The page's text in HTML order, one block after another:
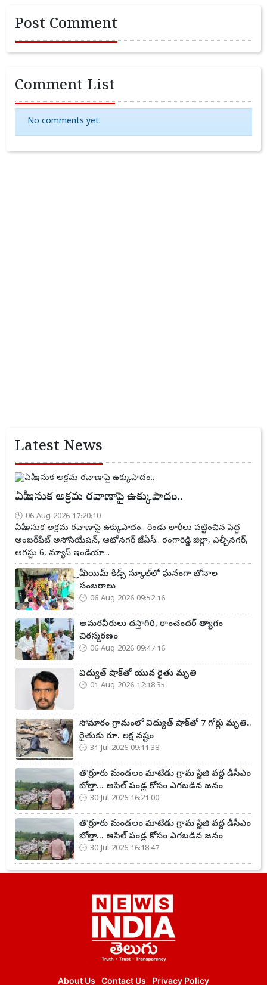
Post Comment
Comment List
No comments yet.
Latest News
ఏపీ ఇసుక అక్రమ రవాణాపై ఉక్కుపాదం..
06 Aug 2026 17:20:10
ఏపీ ఇసుక అక్రమ రవాణాపై ఉక్కుపాదం.. రెండు లారీలు పట్టించిన పెద్ద
అంబర్‌పేట్ అసోసియేషన్, ఆటోనగర్ జేఏసీ.. రంగారెడ్డి జిల్లా, ఎల్బీనగర్,
ఆగస్టు 6, న్యూస్ ఇండియా...
ప్రీ ఎయిమ్ కిడ్స్ స్కూల్‌లో ఘనంగా బోనాల
సంబరాలు
06 Aug 2026 09:52:16
అమరవీరులు దస్తాగిరి, రాంచందర్ త్యాగం
చిరస్మరణం
06 Aug 2026 09:47:16
విద్యుత్ షాక్‌తో యువ రైతు మృతి
01 Aug 2026 12:18:35
సోమారం గ్రామంలో విద్యుత్ షాక్‌తో 7 గోర్లు మృతి..
రైతుకు రూ. లక్ష నష్టం
31 Jul 2026 09:11:38
తొర్రూరు మండలం మాటేడు గ్రామ స్టేజి వద్ద డీసీఎం
బోల్తా... ఆపిల్ పండ్ల కోసం ఎగబడిన జనం
30 Jul 2026 16:21:00
తొర్రూరు మండలం మాటేడు గ్రామ స్టేజి వద్ద డీసీఎం
బోల్తా... ఆపిల్ పండ్ల కోసం ఎగబడిన జనం
30 Jul 2026 16:18:47
About Us Contact Us Privacy Policy